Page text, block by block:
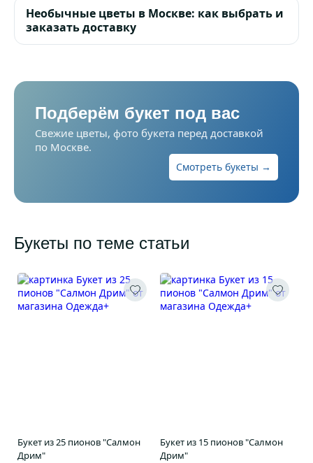
Необычные цветы в Москве: как выбрать и
заказать доставку
Подберём букет под вас
Свежие цветы, фото букета перед доставкой
по Москве.
Смотреть букеты →
Букеты по теме статьи
Букет из 25 пионов "Салмон
Дрим"
Букет из 15 пионов "Салмон
Дрим"